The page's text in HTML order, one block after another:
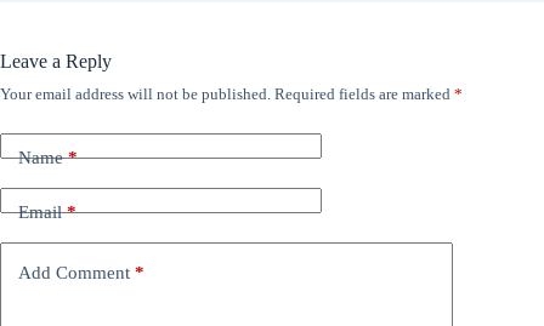
Leave a Reply
Your email address will not be published. Required fields are marked *
Name*
Email*
Add Comment *